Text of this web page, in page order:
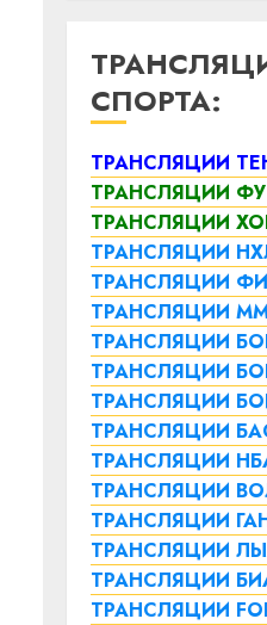
СПОРТА:
ТРАНСЛЯЦИИ
ТРАНСЛЯЦИИ
ТРАНСЛЯЦИИ
ТРАНСЛЯЦИИ
ТРАНСЛЯЦИИ
ТРАНСЛЯЦИИ
ТРАНСЛЯЦИИ
ТРАНСЛЯЦИИ
ТРАНСЛЯЦИИ
ТРАНСЛЯЦИИ
ТРАНСЛЯЦИИ
ТРАНСЛЯЦИИ
ТРАНСЛЯЦИИ
ТРАНСЛЯЦИИ
ТРАНСЛЯЦИИ
ТРАНСЛЯЦИИ